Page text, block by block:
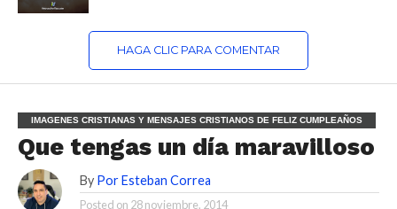
HAGA CLIC PARA COMENTAR
IMAGENES CRISTIANAS Y MENSAJES CRISTIANOS DE FELIZ CUMPLEAÑOS
Que tengas un día maravilloso
By Por Esteban Correa
Posted on 28 noviembre, 2014